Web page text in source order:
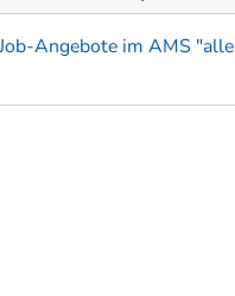
Angebote im AMS "alle